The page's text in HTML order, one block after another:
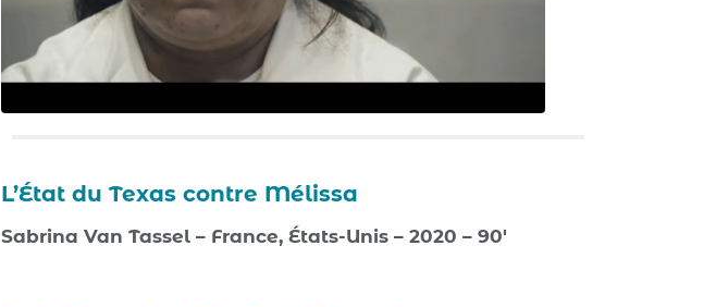
L’État du Texas contre Mélissa
Sabrina Van Tassel – France, États-Unis – 2020 – 90′